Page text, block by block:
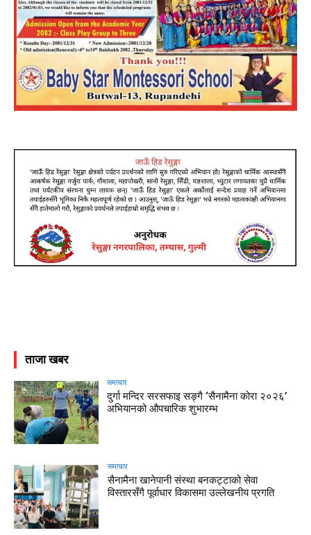
ताजा खबर
समाचार
दुर्गा मन्दिर सरसफाइ सङ्गै ‘सैनामैना कोरा २०२६’
अभियानको औपचारिक शुभारम्भ
समाचार
सैनामैना खानेपानी संस्था बनकट्टाको सेवा
विस्तारसँगै पूर्वाधार विकासमा उल्लेखनीय प्रगति